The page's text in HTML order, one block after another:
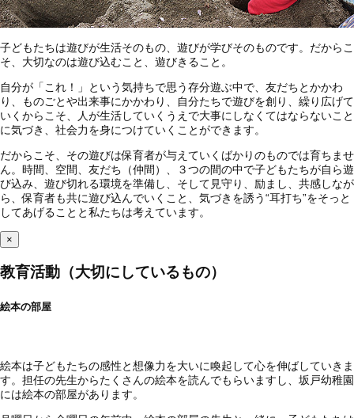
子どもたちは遊びが生活そのもの、遊びが学びそのものです。だからこ
そ、大切なのは遊び込むこと、遊びきること。
自分が「これ！」という気持ちで思う存分遊ぶ中で、友だちとかかわ
り、ものごとや出来事にかかわり、自分たちで遊びを創り、繰り広げて
いくからこそ、人が生活していくうえで大事にしなくてはならないこと
に気づき、社会力を身につけていくことができます。
だからこそ、その遊びは保育者が与えていくばかりのものでは育ちませ
ん。時間、空間、友だち（仲間）、３つの間の中で子どもたちが自ら遊
び込み、遊び切れる環境を準備し、そして見守り、励まし、共感しなが
ら、保育者も共に遊び込んでいくこと、気づきを誘う“耳打ち”をそっと
してあげることと私たちは考えています。
×
教育活動（大切にしているもの）
絵本の部屋
絵本は子どもたちの感性と想像力を大いに喚起して心を伸ばしていきま
す。担任の先生からたくさんの絵本を読んでもらいますし、坂戸幼稚園
には絵本の部屋があります。